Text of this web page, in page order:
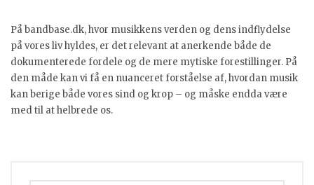
På bandbase.dk, hvor musikkens verden og dens indflydelse
på vores liv hyldes, er det relevant at anerkende både de
dokumenterede fordele og de mere mytiske forestillinger. På
den måde kan vi få en nuanceret forståelse af, hvordan musik
kan berige både vores sind og krop – og måske endda være
med til at helbrede os.